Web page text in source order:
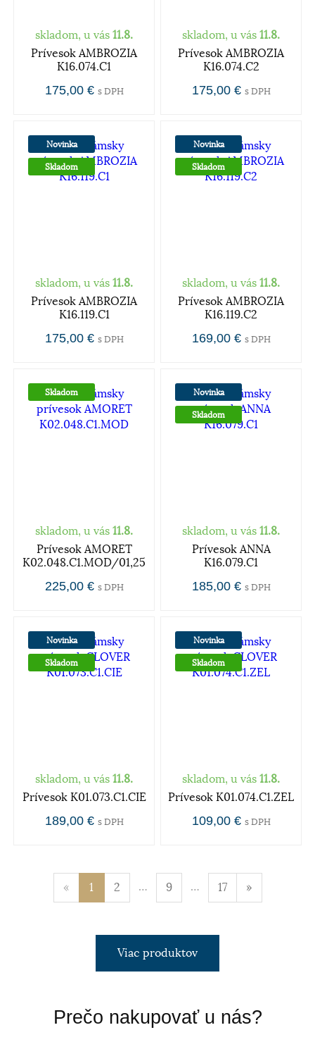
skladom, u vás 11.8.
Prívesok AMBROZIA
K16.074.C1
175,00 € s DPH
skladom, u vás 11.8.
Prívesok AMBROZIA
K16.074.C2
175,00 € s DPH
Novinka
Skladom
skladom, u vás 11.8.
Prívesok AMBROZIA
K16.119.C1
175,00 € s DPH
Novinka
Skladom
skladom, u vás 11.8.
Prívesok AMBROZIA
K16.119.C2
169,00 € s DPH
Skladom
skladom, u vás 11.8.
Prívesok AMORET
K02.048.C1.MOD/01,25
225,00 € s DPH
Novinka
Skladom
skladom, u vás 11.8.
Prívesok ANNA
K16.079.C1
185,00 € s DPH
Novinka
Skladom
skladom, u vás 11.8.
Prívesok K01.073.C1.CIE
189,00 € s DPH
Novinka
Skladom
skladom, u vás 11.8.
Prívesok K01.074.C1.ZEL
109,00 € s DPH
« 1 2 … 9 … 17 »
Viac produktov
Prečo nakupovať u nás?